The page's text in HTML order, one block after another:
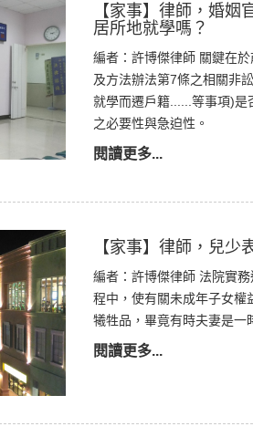
【家事】律師，婚
居所地就學嗎？
編者：許博傑律師 關鍵在
及方法辦法第7條之相關非
就學而遷戶籍......等事項)是
之必要性與急迫性。
閱讀更多...
【家事】律師，兒少
編者：許博傑律師 法院實
程中，使有關未成年子女權
犧牲品，畢竟有時夫妻是一
閱讀更多...